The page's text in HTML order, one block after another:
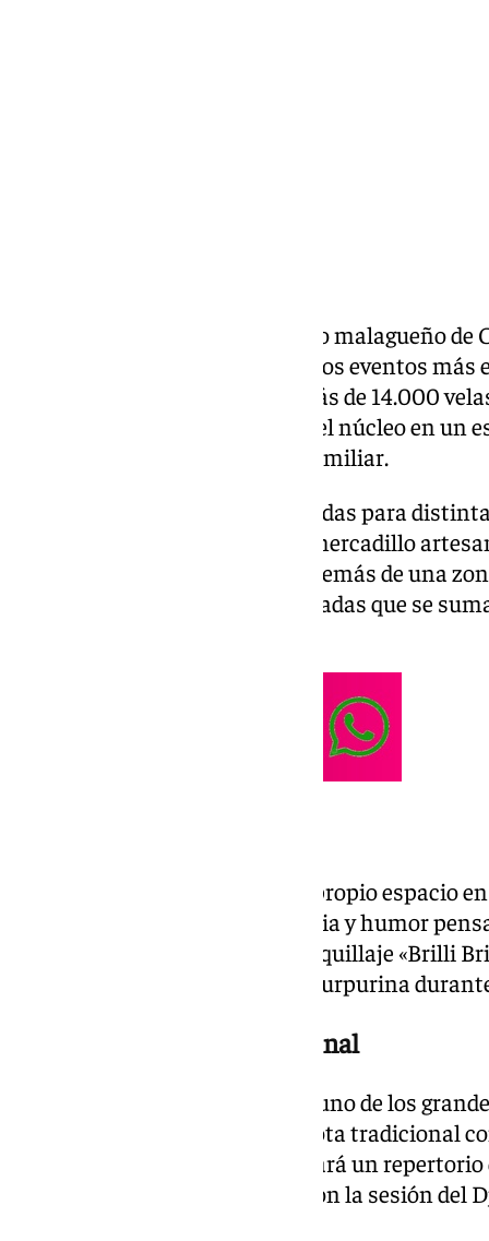
Secadero, pedanía del municipio malagueño de
junio su Noche en Vela, uno de los eventos
comarca. Desde el atardecer, más de 14.000
de la localidad, transformando el núcleo en un
tradición, gastronomía y ocio familiar.
La cita reúne actividades pensadas para
organización ha dispuesto un mercadillo
encontrar productos locales, además de una
propuestas gastronómicas variadas que se
Los más pequeños tendrán su propio espacio
ofrecerá un espectáculo de magia y humor
mientras que los talleres de maquillaje «Brilli
transformarse con pinturas y purpurina
Música en directo hasta el final
La programación musical será uno de los
Compás Flamenco pondrá la nota tradicional
mientras que Rockología aportará un
públicos. La velada se cerrará con la sesión del